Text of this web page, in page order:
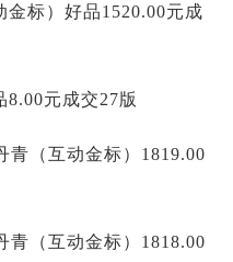
金标）好品1520.00元成
8.00元成交27版
青（互动金标）1819.00
青（互动金标）1818.00